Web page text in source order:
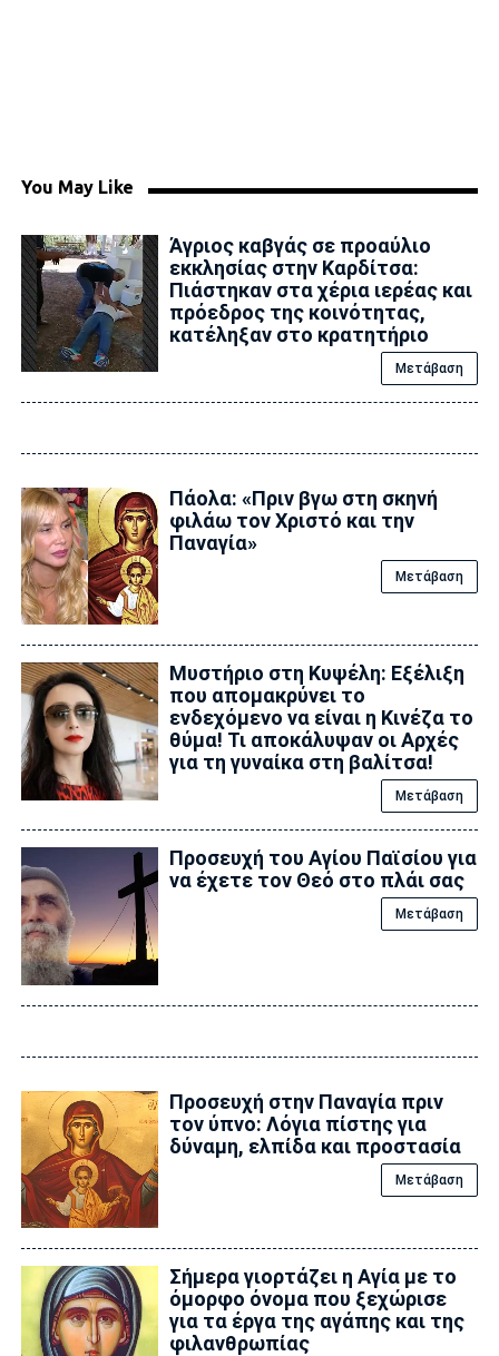
You May Like
Άγριος καβγάς σε προαύλιο
εκκλησίας στην Καρδίτσα:
Πιάστηκαν στα χέρια ιερέας και
πρόεδρος της κοινότητας,
κατέληξαν στο κρατητήριο
Μετάβαση
Πάολα: «Πριν βγω στη σκηνή
φιλάω τον Χριστό και την
Παναγία»
Μετάβαση
Μυστήριο στη Κυψέλη: Εξέλιξη
που απομακρύνει το
ενδεχόμενο να είναι η Κινέζα το
θύμα! Τι αποκάλυψαν οι Αρχές
για τη γυναίκα στη βαλίτσα!
Μετάβαση
Προσευχή του Αγίου Παϊσίου για
να έχετε τον Θεό στο πλάι σας
Μετάβαση
Προσευχή στην Παναγία πριν
τον ύπνο: Λόγια πίστης για
δύναμη, ελπίδα και προστασία
Μετάβαση
Σήμερα γιορτάζει η Αγία με το
όμορφο όνομα που ξεχώρισε
για τα έργα της αγάπης και της
φιλανθρωπίας